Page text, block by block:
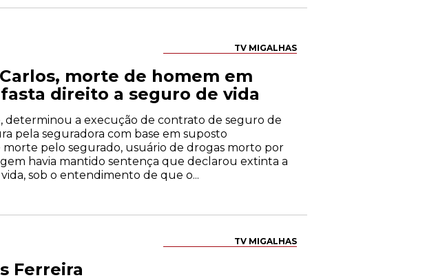
TV MIGALHAS
morte de homem em
direito a seguro de vida
determinou a execução de contrato de seguro de
pela seguradora com base em suposto
pelo segurado, usuário de drogas morto por
havia mantido sentença que declarou extinta a
sob o entendimento de que o...
TV MIGALHAS
Ferreira